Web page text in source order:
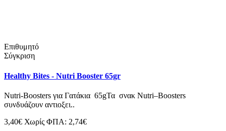
Επιθυμητό
Σύγκριση
Healthy Bites - Nutri Booster 65gr
Nutri-Boosters για Γατάκια 65gΤα σνακ Nutri–Boosters
συνδυάζουν αντιοξει..
3,40€ Χωρίς ΦΠΑ: 2,74€